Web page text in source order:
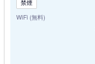
禁煙
WiFi (無料)